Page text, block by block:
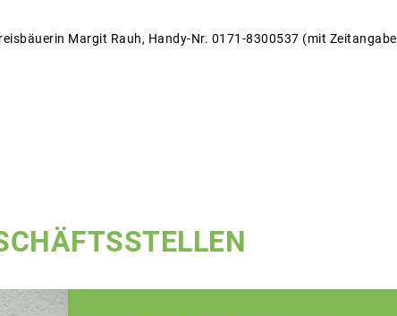
Margit Rauh, Handy-Nr. 0171-8300537 (mit Zeitangabe